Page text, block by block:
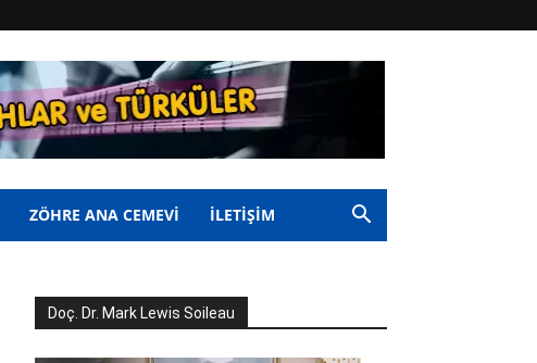
ZÖHRE ANA CEMEVİ İLETİŞİM
Doç. Dr. Mark Lewis Soileau